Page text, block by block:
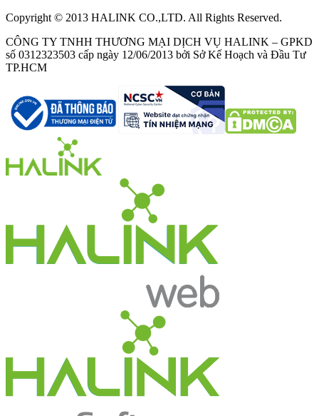
Copyright © 2013 HALINK CO.,LTD. All Rights Reserved.
CÔNG TY TNHH THƯƠNG MẠI DỊCH VỤ HALINK – GPKD
số 0312323503 cấp ngày 12/06/2013 bởi Sở Kế Hoạch và Đầu Tư
TP.HCM